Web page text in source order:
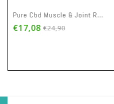
Pure Cbd Muscle & Joint Rescue Cream Tube 200ml